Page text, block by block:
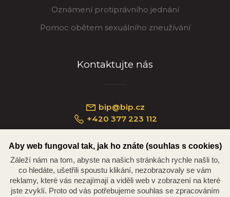
Oznámení protiprávního jednání
Pomoc obětem sexuálního zneužívání
Kontaktujte nás
bip@bip.cz
+420 377 223 112
Náměstí Republiky 234/35, 301 00 Plzeň
Aby web fungoval tak, jak ho znáte (souhlas s cookies)
Záleží nám na tom, abyste na našich stránkách rychle našli to,
co hledáte, ušetřili spoustu klikání, nezobrazovaly se vám
reklamy, které vás nezajímají a viděli web v zobrazení na které
jste zvyklí. Proto od vás potřebujeme souhlas se zpracováním